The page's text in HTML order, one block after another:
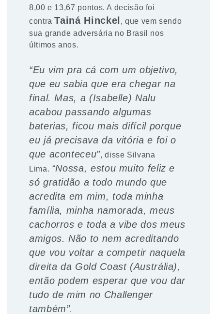
8,00 e 13,67 pontos. A decisão foi
contraTainá Hinckel, que vem sendo
sua grande adversária no Brasil nos
últimos anos.
“Eu vim pra cá com um objetivo,
que eu sabia que era chegar na
final. Mas, a (Isabelle) Nalu
acabou passando algumas
baterias, ficou mais difícil porque
eu já precisava da vitória e foi o
que aconteceu”, disse Silvana
Lima. “Nossa, estou muito feliz e
só gratidão a todo mundo que
acredita em mim, toda minha
família, minha namorada, meus
cachorros e toda a vibe dos meus
amigos. Não to nem acreditando
que vou voltar a competir naquela
direita da Gold Coast (Austrália),
então podem esperar que vou dar
tudo de mim no Challenger
também”.